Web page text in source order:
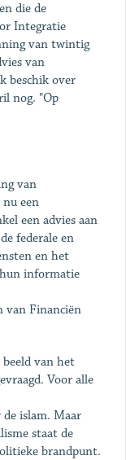
die de
Integratie
van twintig
van
beschik over
nog. "Op
van
een
een advies aan
federale en
en het
informatie
van Financiën
van het
Voor alle
de islam. Maar
staat de
brandpunt.